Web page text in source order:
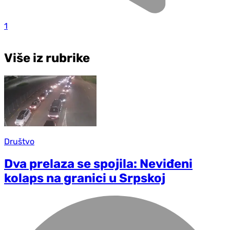
1
Više iz rubrike
Društvo
Dva prelaza se spojila: Neviđeni
kolaps na granici u Srpskoj